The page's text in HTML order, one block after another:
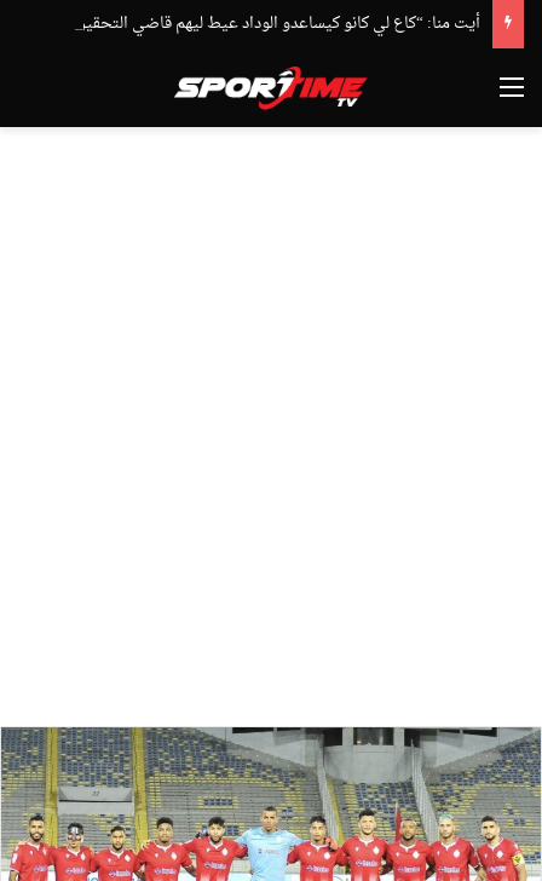
القائمة